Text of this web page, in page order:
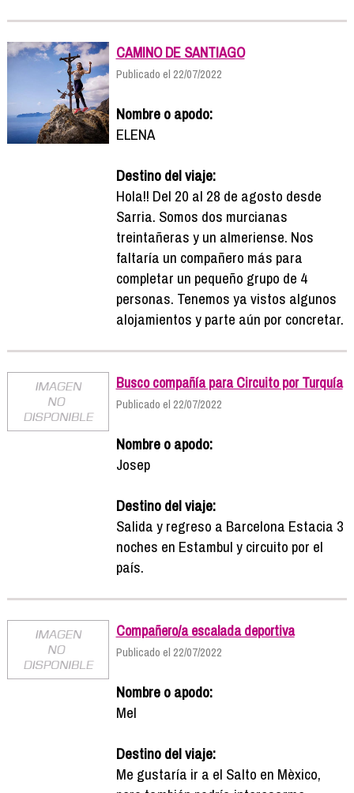
CAMINO DE SANTIAGO
Publicado el 22/07/2022
Nombre o apodo:
ELENA
Destino del viaje:
Hola!! Del 20 al 28 de agosto desde
Sarria. Somos dos murcianas
treintañeras y un almeriense. Nos
faltaría un compañero más para
completar un pequeño grupo de 4
personas. Tenemos ya vistos algunos
alojamientos y parte aún por concretar.
Busco compañía para Circuito por Turquía
Publicado el 22/07/2022
Nombre o apodo:
Josep
Destino del viaje:
Salida y regreso a Barcelona Estacia 3
noches en Estambul y circuito por el
país.
Compañero/a escalada deportiva
Publicado el 22/07/2022
Nombre o apodo:
Mel
Destino del viaje:
Me gustaría ir a el Salto en Mèxico,